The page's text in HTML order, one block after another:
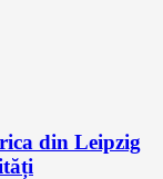
din Leipzig